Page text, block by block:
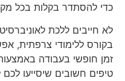
כדי להסתדר בקלות בכל מקום.
לא חייבים ללכת
בקורס ללימודי צרפתית,
טיפים חשובים שיסייעו לכם